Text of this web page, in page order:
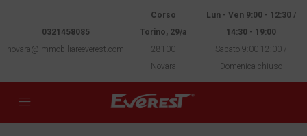
0321458085
novara@immobiliareeverest.com
Corso
Torino, 29/a
28100
Novara
Lun - Ven 9:00 - 12:30 /
14:30 - 19:00
Sabato 9:00-12:00 /
Domenica chiuso